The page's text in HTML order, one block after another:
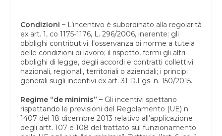
Condizioni – L’incentivo è subordinato alla regolarità
ex art. 1, co 1175-1176, L. 296/2006, inerente: gli
obblighi contributivi; l’osservanza di norme a tutela
delle condizioni di lavoro; il rispetto, fermi gli altri
obblighi di legge, degli accordi e contratti collettivi
nazionali, regionali, territoriali o aziendali; i principi
generali sugli incentivi ex art. 31 D.Lgs. n. 150/2015.
Regime “de minimis” – Gli incentivi spettano
rispettando le previsioni del Regolamento (UE) n.
1407 del 18 dicembre 2013 relativo all’applicazione
degli artt. 107 e 108 del trattato sul funzionamento